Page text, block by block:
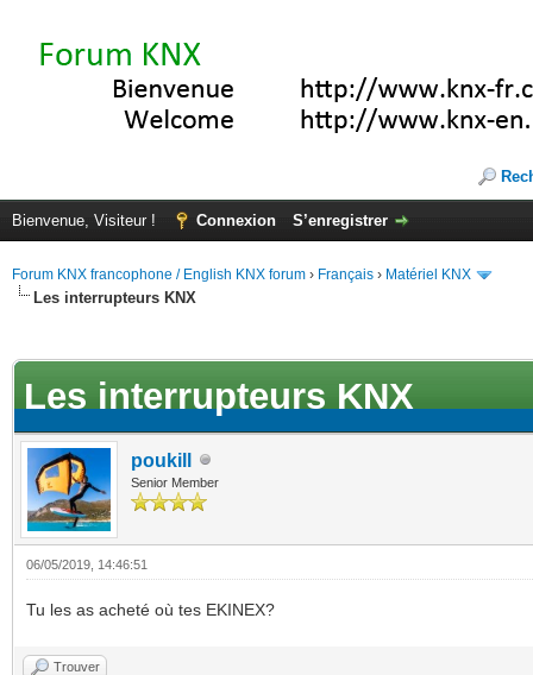
Bienvenue, Visiteur ! Connexion S’enregistrer
Forum KNX francophone / English KNX forum › Français › Matériel KNX
Les interrupteurs KNX
Les interrupteurs KNX
poukill
Senior Member
06/05/2019, 14:46:51
Tu les as acheté où tes EKINEX?
Trouver